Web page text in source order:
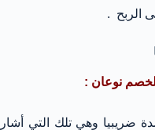
نوعان :
ضريبيا وهي تلك التي أشار